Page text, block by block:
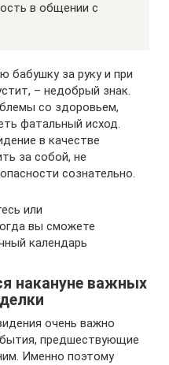
в общении с
бабушку за руку и при
– недобрый знак.
со здоровьем,
фатальный исход.
в качестве
за собой, не
сознательно.
или
вы сможете
календарь
накануне важных
очень важно
предшествующие
Именно поэтому